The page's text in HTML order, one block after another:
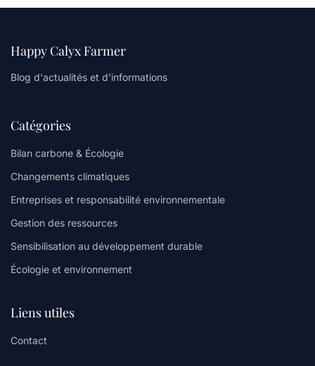
Happy Calyx Farmer
Blog d'actualités et d'informations
Catégories
Bilan carbone & Écologie
Changements climatiques
Entreprises et responsabilité environnementale
Gestion des ressources
Sensibilisation au développement durable
Écologie et environnement
Liens utiles
Contact